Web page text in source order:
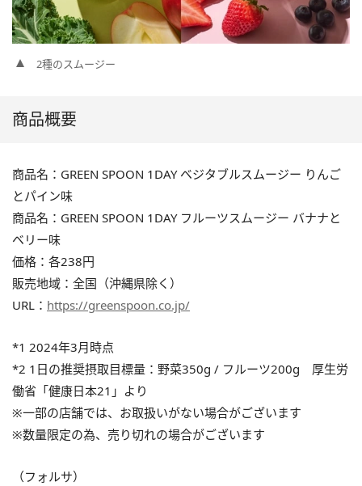
2種のスムージー
商品概要
商品名：GREEN SPOON 1DAY ベジタブルスムージー りんご
とパイン味
商品名：GREEN SPOON 1DAY フルーツスムージー バナナと
ベリー味
価格：各238円
販売地域：全国（沖縄県除く）
URL： https://greenspoon.co.jp/
*1 2024年3月時点
*2 1日の推奨摂取目標量：野菜350g / フルーツ200g 厚生労
働省「健康日本21」より
※一部の店舗では、お取扱いがない場合がございます
※数量限定の為、売り切れの場合がございます
（フォルサ）